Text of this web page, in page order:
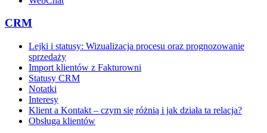
CRM
Lejki i statusy: Wizualizacja procesu oraz prognozowanie
sprzedaży
Import klientów z Fakturowni
Statusy CRM
Notatki
Interesy
Klient a Kontakt – czym się różnią i jak działa ta relacja?
Obsługa klientów